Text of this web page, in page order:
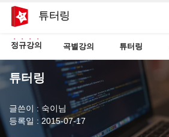
튜터링
정규강의 곡별강의 튜터링
튜터링
글쓴이 : 숙이님
등록일 : 2015-07-17